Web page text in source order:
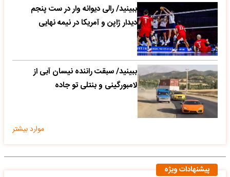
ببینید/ رالی دیوانه وار در ست پنجم
دیدار ژاپن و آمریکا در نیمه نهایی
ببینید/ سبقت راننده نیسان آبی از
لامبورگینی و بنتلی تو جاده
موارد بیشتر
پیشنهادات ویژه